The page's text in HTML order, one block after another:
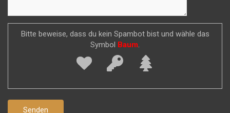
Bitte beweise, dass du kein Spambot bist und wähle das
Symbol
Baum.